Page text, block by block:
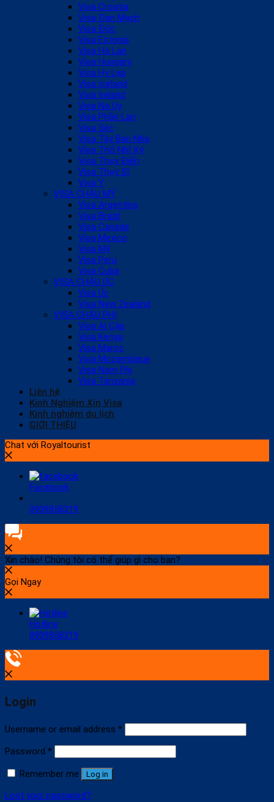
Visa Croatia
Visa Đan Mạch
Visa Đức
Visa Estonia
Visa Hà Lan
Visa Hungary
Visa Hy Lạp
Visa Iceland
Visa Ireland
Visa Na Uy
Visa Phần Lan
Visa Séc
Visa Tây Ban Nha
Visa Thổ Nhĩ Kỳ
Visa Thụy Điển
Visa Thụy Sĩ
Visa Ý
VISA CHÂU MỸ
Visa Argentina
Visa Brazil
Visa Canada
Visa Mexico
Visa Mỹ
Visa Peru
Visa Cuba
VISA CHÂU ÚC
Visa Úc
Visa New Zealand
VISA CHÂU PHI
Visa Ai Cập
Visa Kenya
Visa Maroc
Visa Mozambique
Visa Nam Phi
Visa Tanzania
Liên hệ
Kinh Nghiệm Xin Visa
Kinh nghiệm du lịch
GIỚI THIỆU
Chat với Royaltourist
Facebook
0909858319
Xin chào! Chúng tôi có thể giúp gì cho bạn?
Gọi Ngay
Hotline
0909858319
Login
Username or email address *
Password *
Remember me Log in
Lost your password?